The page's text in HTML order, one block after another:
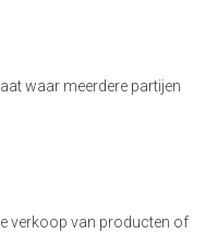
waar meerdere partijen
verkoop van producten of